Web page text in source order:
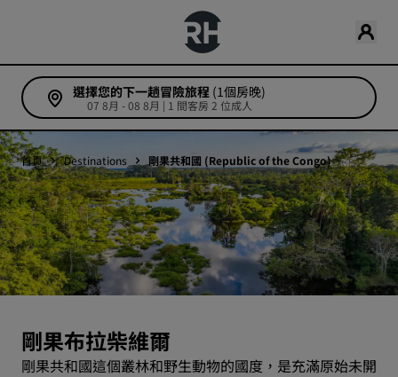
選擇您的下一趟冒險旅程 (1個房晚)
07 8月 - 08 8月 | 1 間客房 2 位成人
首頁 Destinations 剛果共和國 (Republic of the Congo)
剛果布拉柴維爾
剛果共和國這個叢林和野生動物的國度，是充滿原始未開